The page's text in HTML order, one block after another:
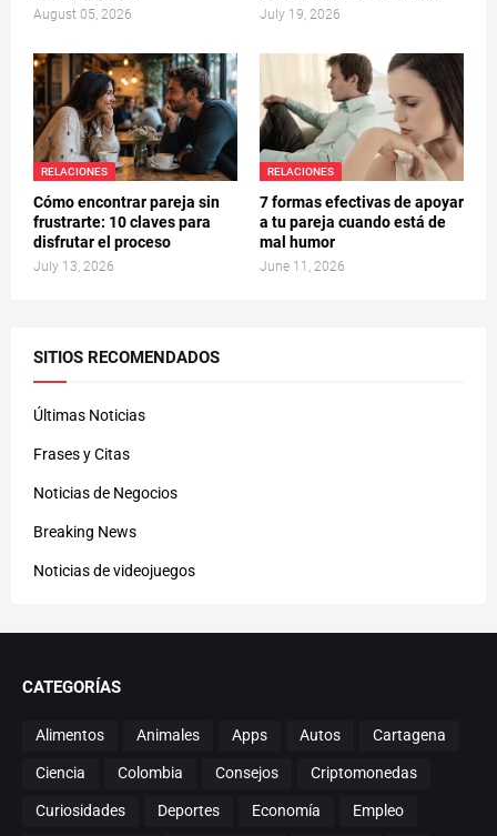
August 05, 2026 July 19, 2026
RELACIONES
Cómo encontrar pareja sin
frustrarte: 10 claves para
disfrutar el proceso
July 13, 2026
RELACIONES
7 formas efectivas de apoyar
a tu pareja cuando está de
mal humor
June 11, 2026
SITIOS RECOMENDADOS
Últimas Noticias
Frases y Citas
Noticias de Negocios
Breaking News
Noticias de videojuegos
CATEGORÍAS
Alimentos Animales Apps Autos Cartagena
Ciencia Colombia Consejos Criptomonedas
Curiosidades Deportes Economía Empleo